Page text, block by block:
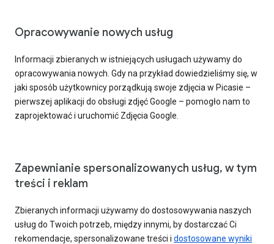
Opracowywanie nowych usług
Informacji zbieranych w istniejących usługach używamy do
opracowywania nowych. Gdy na przykład dowiedzieliśmy się, w
jaki sposób użytkownicy porządkują swoje zdjęcia w Picasie –
pierwszej aplikacji do obsługi zdjęć Google – pomogło nam to
zaprojektować i uruchomić Zdjęcia Google.
Zapewnianie spersonalizowanych usług, w tym
treści i reklam
Zbieranych informacji używamy do dostosowywania naszych
usług do Twoich potrzeb, między innymi, by dostarczać Ci
rekomendacje, spersonalizowane treści i dostosowane wyniki